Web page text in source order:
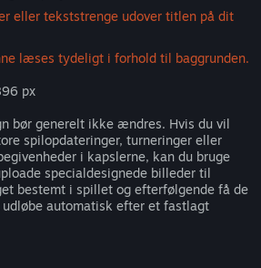
eller tekststrenge udover titlen på dit
læses tydeligt i forhold til baggrunden.
px
bør generelt ikke ændres. Hvis du vil
spilopdateringer, turneringer eller
i kapslerne, kan du bruge
specialdesignede billeder til
bestemt i spillet og efterfølgende få de
automatisk efter et fastlagt